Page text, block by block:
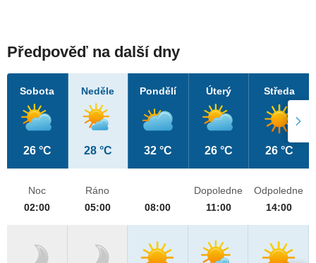
Předpověď na další dny
Sobota
26 °C
Neděle
28 °C
Pondělí
32 °C
Úterý
26 °C
Středa
26 °C
Noc
02:00
Ráno
05:00
08:00
Dopoledne
11:00
Odpoledne
14:00